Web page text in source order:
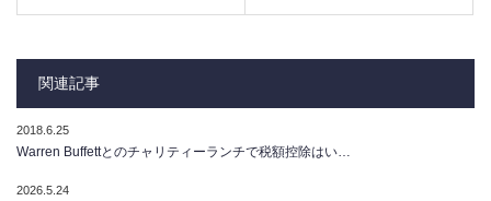
関連記事
2018.6.25
Warren Buffettとのチャリティーランチで税額控除はい…
2026.5.24